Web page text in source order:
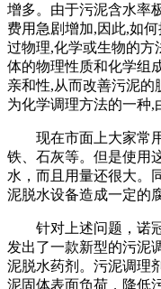
增多。由于污泥含水率
费用急剧增加,因此,如
过物理,化学或生物的方
体的物理性质和化学组
亲和性,从而改善污泥的
为化学调理方法的一种,
现在市面上大家常
铁、石灰等。但是使用
水，而且用量还很大。
泥脱水设备造成一定的
针对上述问题，诺
发出了一款新型的污泥
泥脱水药剂。污泥调理
泥固体表面负荷，降低